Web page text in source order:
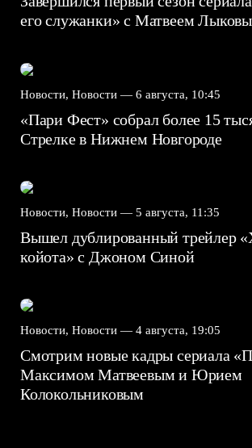
его служанки» с Матвеем
Новости, Новости — 6 августа, 10:45
«Пари Фест» собрал более 15
Стрелке в Нижнем Новгороде
Новости, Новости — 5 августа, 11:35
Вышел дублированный трейлер
койота» с Джоном Синой
Новости, Новости — 4 августа, 19:05
Смотрим новые кадры сериала
Максимом Матвеевым и Юрием
Колокольниковым